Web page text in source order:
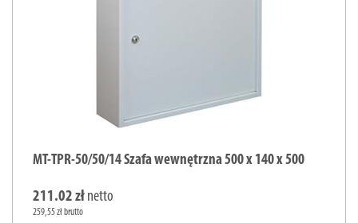
MT-TPR-50/50/14 Szafa wewnętrzna 500 x 140 x 500
211.02 zł netto
259,55 zł brutto